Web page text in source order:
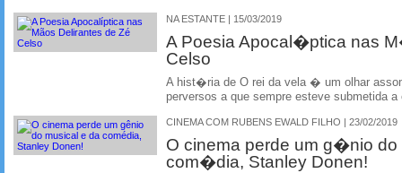
NA ESTANTE | 15/03/2019
A Poesia Apocal�ptica nas
Celso
A hist�ria de O rei da vela � um olhar
perversos a que sempre esteve submetida a
CINEMA COM RUBENS EWALD FILHO | 23/02/2019
O cinema perde um g�nio do
com�dia, Stanley Donen!